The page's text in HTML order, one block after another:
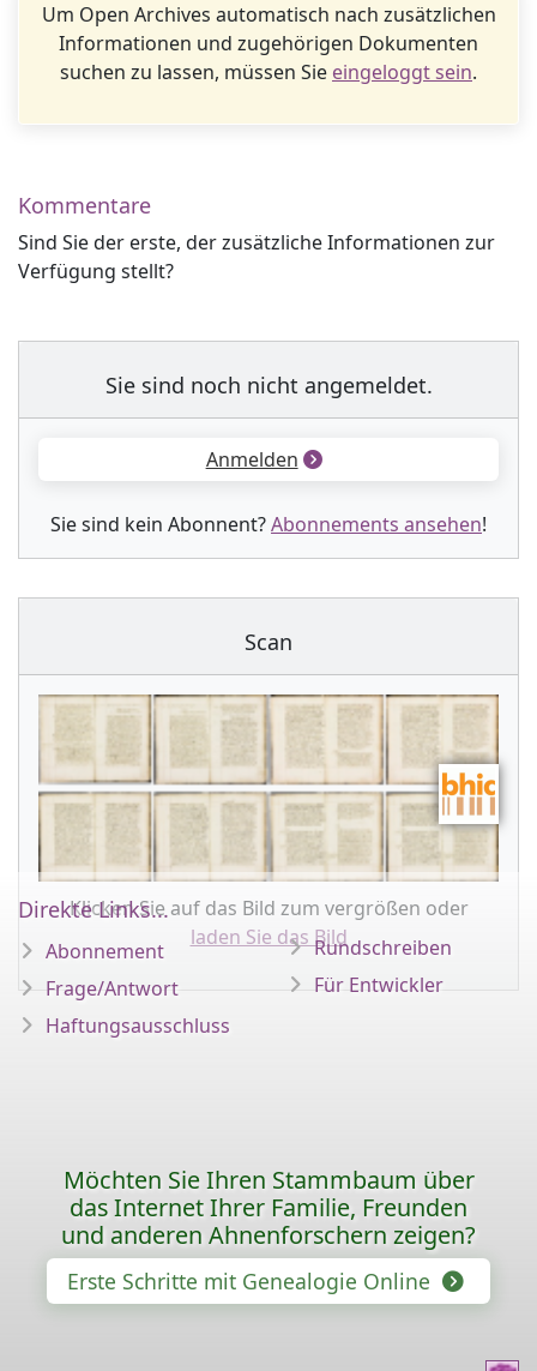
Um Open Archives automatisch nach zusätzlichen
Informationen und zugehörigen Dokumenten
suchen zu lassen, müssen Sie eingeloggt sein.
Kommentare
Sind Sie der erste, der zusätzliche Informationen zur
Verfügung stellt?
Sie sind noch nicht angemeldet.
Anmelden
Sie sind kein Abonnent?Abonnements ansehen!
Scan
Klicken Sie auf das Bild zum vergrößen oder
laden Sie das Bild
Direkte Links...
Abonnement
Frage/Antwort
Haftungsausschluss
Rundschreiben
Für Entwickler
Möchten Sie Ihren Stammbaum über
das Internet Ihrer Familie, Freunden
und anderen Ahnenforschern zeigen?
Erste Schritte mit Genealogie Online